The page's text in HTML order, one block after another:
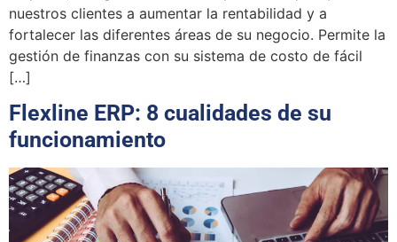
nuestros clientes a aumentar la rentabilidad y a
fortalecer las diferentes áreas de su negocio. Permite la
gestión de finanzas con su sistema de costo de fácil
[…]
Flexline ERP: 8 cualidades de su
funcionamiento